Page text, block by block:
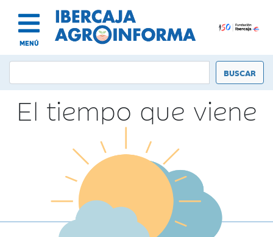
MENÚ
El tiempo que viene